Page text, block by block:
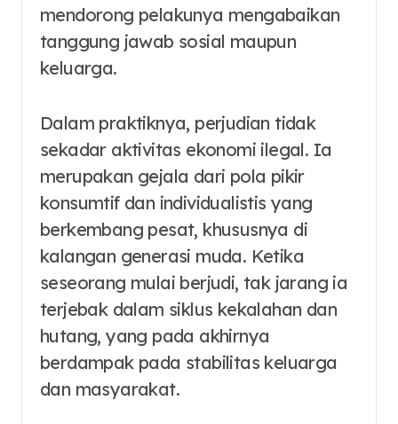
mendorong pelakunya mengabaikan
tanggung jawab sosial maupun
keluarga.
Dalam praktiknya, perjudian tidak
sekadar aktivitas ekonomi ilegal. Ia
merupakan gejala dari pola pikir
konsumtif dan individualistis yang
berkembang pesat, khususnya di
kalangan generasi muda. Ketika
seseorang mulai berjudi, tak jarang ia
terjebak dalam siklus kekalahan dan
hutang, yang pada akhirnya
berdampak pada stabilitas keluarga
dan masyarakat.